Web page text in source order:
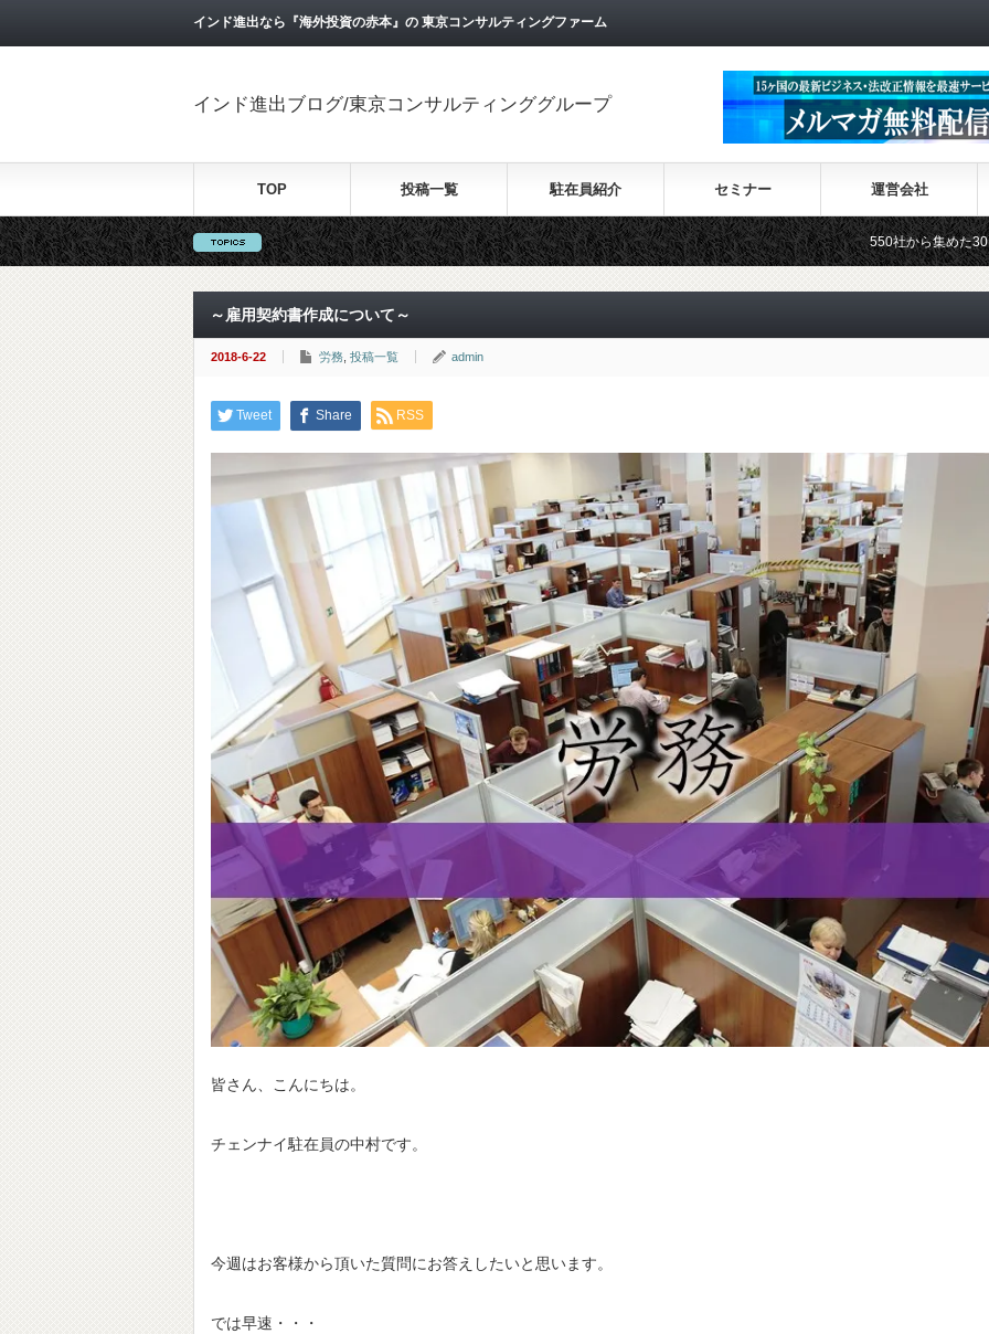
インド進出なら『海外投資の赤本』の 東京コンサルティングファーム
インド進出ブログ/東京コンサルティンググループ
TOP 投稿一覧 駐在員紹介 セミナー 運営会社
550社から集めた30カ国の最新ビ
～雇用契約書作成について～
2018-6-22 労務 投稿一覧 admin
Tweet Share RSS
皆さん、こんにちは。
チェンナイ駐在員の中村です。
今週はお客様から頂いた質問にお答えしたいと思います。
では早速・・・